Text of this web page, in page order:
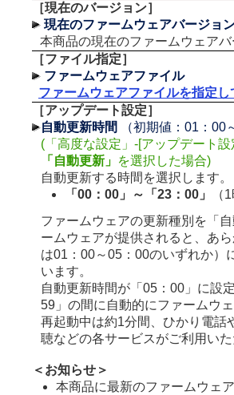
［現在のバージョン］
現在のファームウェアバージョ
本商品の現在のファームウェア
［ファイル指定］
ファームウェアファイル
ファームウェアファイルを指定
［アップデート設定］
自動更新時間
（初期値：01：00
(「高度な設定」-[アップデート
「自動更新」 を選択した場合)
自動更新する時間を選択します。
「00：00」～「23：00」
（
ファームウェアの更新種別を「
ームウェアが提供されると、あ
は01：00～05：00のいずれか）
います。
自動更新時間が「05：00」に設
59」の間に自動的にファームウ
再起動中は約1分間、ひかり電話
聴などの各サービスがご利用いた
＜お知らせ＞
本商品に最新のファームウェ